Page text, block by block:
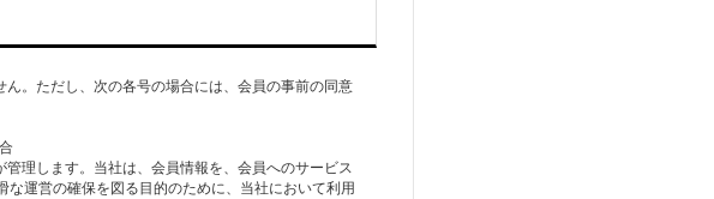
。ただし、次の各号の場合には、会員の事前の同意
理します。当社は、会員情報を、会員へのサービス
運営の確保を図る目的のために、当社において利用